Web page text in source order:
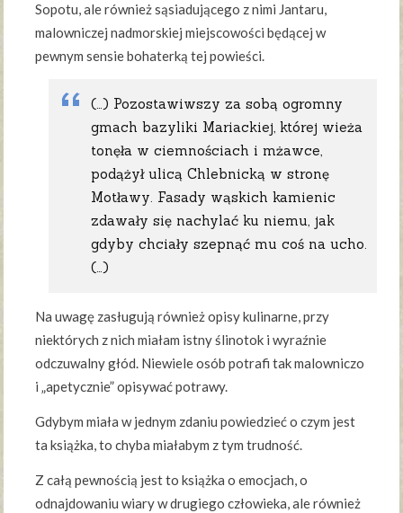
Sopotu, ale również sąsiadującego z nimi Jantaru,
malowniczej nadmorskiej miejscowości będącej w
pewnym sensie bohaterką tej powieści.
(…) Pozostawiwszy za sobą ogromny
gmach bazyliki Mariackiej, której wieża
tonęła w ciemnościach i mżawce,
podążył ulicą Chlebnicką w stronę
Motławy. Fasady wąskich kamienic
zdawały się nachylać ku niemu, jak
gdyby chciały szepnąć mu coś na ucho.
(…)
Na uwagę zasługują również opisy kulinarne, przy
niektórych z nich miałam istny ślinotok i wyraźnie
odczuwalny głód. Niewiele osób potrafi tak malowniczo
i „apetycznie” opisywać potrawy.
Gdybym miała w jednym zdaniu powiedzieć o czym jest
ta książka, to chyba miałabym z tym trudność.
Z całą pewnością jest to książka o emocjach, o
odnajdowaniu wiary w drugiego człowieka, ale również